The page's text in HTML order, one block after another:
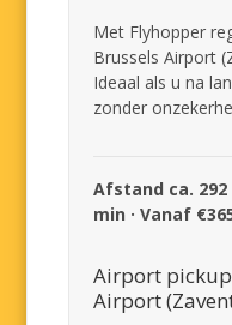
Met Flyhopper
Brussels Airport
Ideaal als u na
zonder
Afstand ca. 292
min · Vanaf
Airport
Airport